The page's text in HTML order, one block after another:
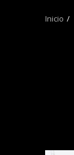
Inicio